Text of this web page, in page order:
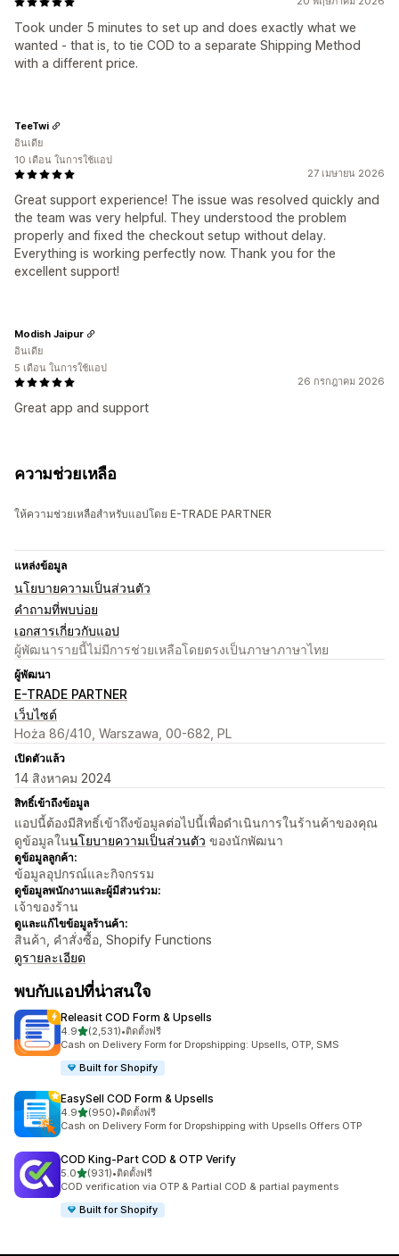
Took under 5 minutes to set up and does exactly what we
wanted - that is, to tie COD to a separate Shipping Method
with a different price.
27 เมษายน 2026
Great support experience! The issue was resolved quickly and
the team was very helpful. They understood the problem
properly and fixed the checkout setup without delay.
Everything is working perfectly now. Thank you for the
excellent support!
TeeTwi
อินเดีย
10 เดือน ในการใช้แอป
26 กรกฎาคม 2026
Great app and support
Modish Jaipur
อินเดีย
5 เดือน ในการใช้แอป
ความช่วยเหลือ
ให้ความช่วยเหลือสำหรับแอปโดย E-TRADE PARTNER
แหล่งข้อมูล
นโยบายความเป็นส่วนตัว
คำถามที่พบบ่อย
เอกสารเกี่ยวกับแอป
ผู้พัฒนารายนี้ไม่มีการช่วยเหลือโดยตรงเป็นภาษาภาษาไทย
ผู้พัฒนา
E-TRADE PARTNER
เว็บไซต์
Hoża 86/410, Warszawa, 00-682, PL
เปิดตัวแล้ว
14 สิงหาคม 2024
สิทธิ์เข้าถึงข้อมูล
แอปนี้ต้องมีสิทธิ์เข้าถึงข้อมูลต่อไปนี้เพื่อดำเนินการในร้านค้าของคุณ
ดูข้อมูลในนโยบายความเป็นส่วนตัว ของนักพัฒนา
ดูข้อมูลลูกค้า:
ข้อมูลอุปกรณ์และกิจกรรม
ดูข้อมูลพนักงานและผู้มีส่วนร่วม:
เจ้าของร้าน
ดูและแก้ไขข้อมูลร้านค้า:
สินค้า, คำสั่งซื้อ, Shopify Functions
ดูรายละเอียด
พบกับแอปที่น่าสนใจ
Releasit COD Form & Upsells
4.9เต็ม 5 ดาว
(2,531)
ทั้งหมด 2531 รีวิว
•ติดตั้งฟรี
Cash on Delivery Form for Dropshipping: Upsells, OTP, SMS
Built for Shopify
EasySell COD Form & Upsells
4.9เต็ม 5 ดาว
(950)
ทั้งหมด 950 รีวิว
•ติดตั้งฟรี
Cash on Delivery Form for Dropshipping with Upsells Offers OTP
COD King‑Part COD & OTP Verify
5.0เต็ม 5 ดาว
(931)
ทั้งหมด 931 รีวิว
•ติดตั้งฟรี
COD verification via OTP & Partial COD & partial payments
Built for Shopify